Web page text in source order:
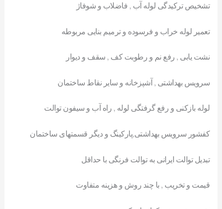
تشخیص ترکیدگی لوله آب , فاضلاب و شوفاژ
تعمیر لوله خراب و فرسوده و ترمیم بنایی مربوطه
نشت یابی , رفع نم و رطوبت کف , سقف و دیوار
سرویس بهداشتی , آشپزخانه و سایر نقاط ساختمان
لوله بازکنی و رفع گرفتگی لوله , راه آب و سیفون توالت
کفشور سرویس بهداشتی,پارکینگ و دیگر قسمتهای ساختمان
تبدیل توالت ایرانی به توالت فرنگی با حداقل
قیمت و تخریب , با چند روش و هزینه متفاوت